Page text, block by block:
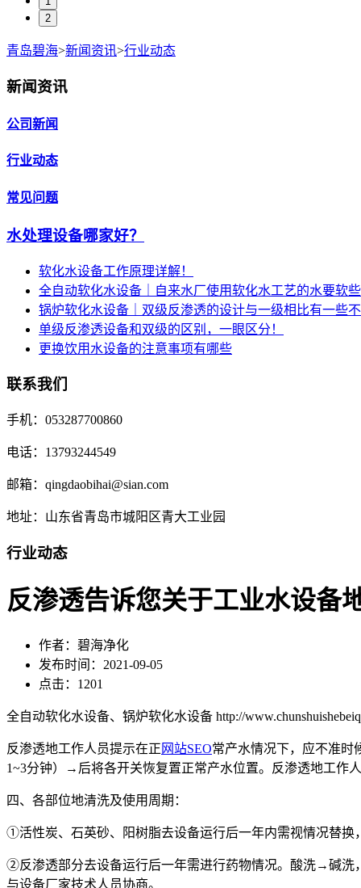
2
青岛碧海>新闻资讯>行业动态
新闻资讯
公司新闻
行业动态
常见问题
水处理设备哪家好？
软化水设备工作原理详解！
全自动软化水设备｜自来水厂使用软化水工艺的水要软些
锅炉软化水设备｜双级反渗透的设计与一级相比有一些
单级反渗透设备和双级的区别，一眼区分！
更换饮用水设备的注意事项有哪些
联系我们
手机：053287700860
电话：13793244549
邮箱：qingdaobihai@sian.com
地址：山东省青岛市城阳区青大工业园
行业动态
反渗透告诉您关于工业水设备
作者：碧海净化
发布时间：2021-09-05
点击：1201
全自动软化水设备、锅炉软化水设备 http://
反渗透地工作人员提示在正 网站SEO常产水情况下，应不准
1~3分钟）→后将各开关恢复置正常产水位置。反渗透地工作
四、各部位地清洗及使用周期：
①活性炭、石英砂、阳树脂去设备运行后一年内需视情况替换
②反渗透部分去设备运行后一年需进行药物情况。酸洗→碱洗
与设备厂家技术人员协商。